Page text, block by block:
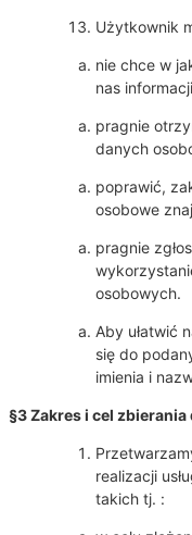
Użytkownik
nie chce w
nas
pragnie
danych
poprawić,
osobowe
pragnie
osobowych.
Aby ułatwić
się do
imienia i
§3 Zakres i cel
realizacji
takich tj. :